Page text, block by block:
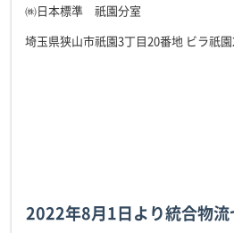
㈱日本標準 祇園分室
埼玉県狭山市祇園3丁目20番地 ビラ祇園
2022年8月1日より統合物流